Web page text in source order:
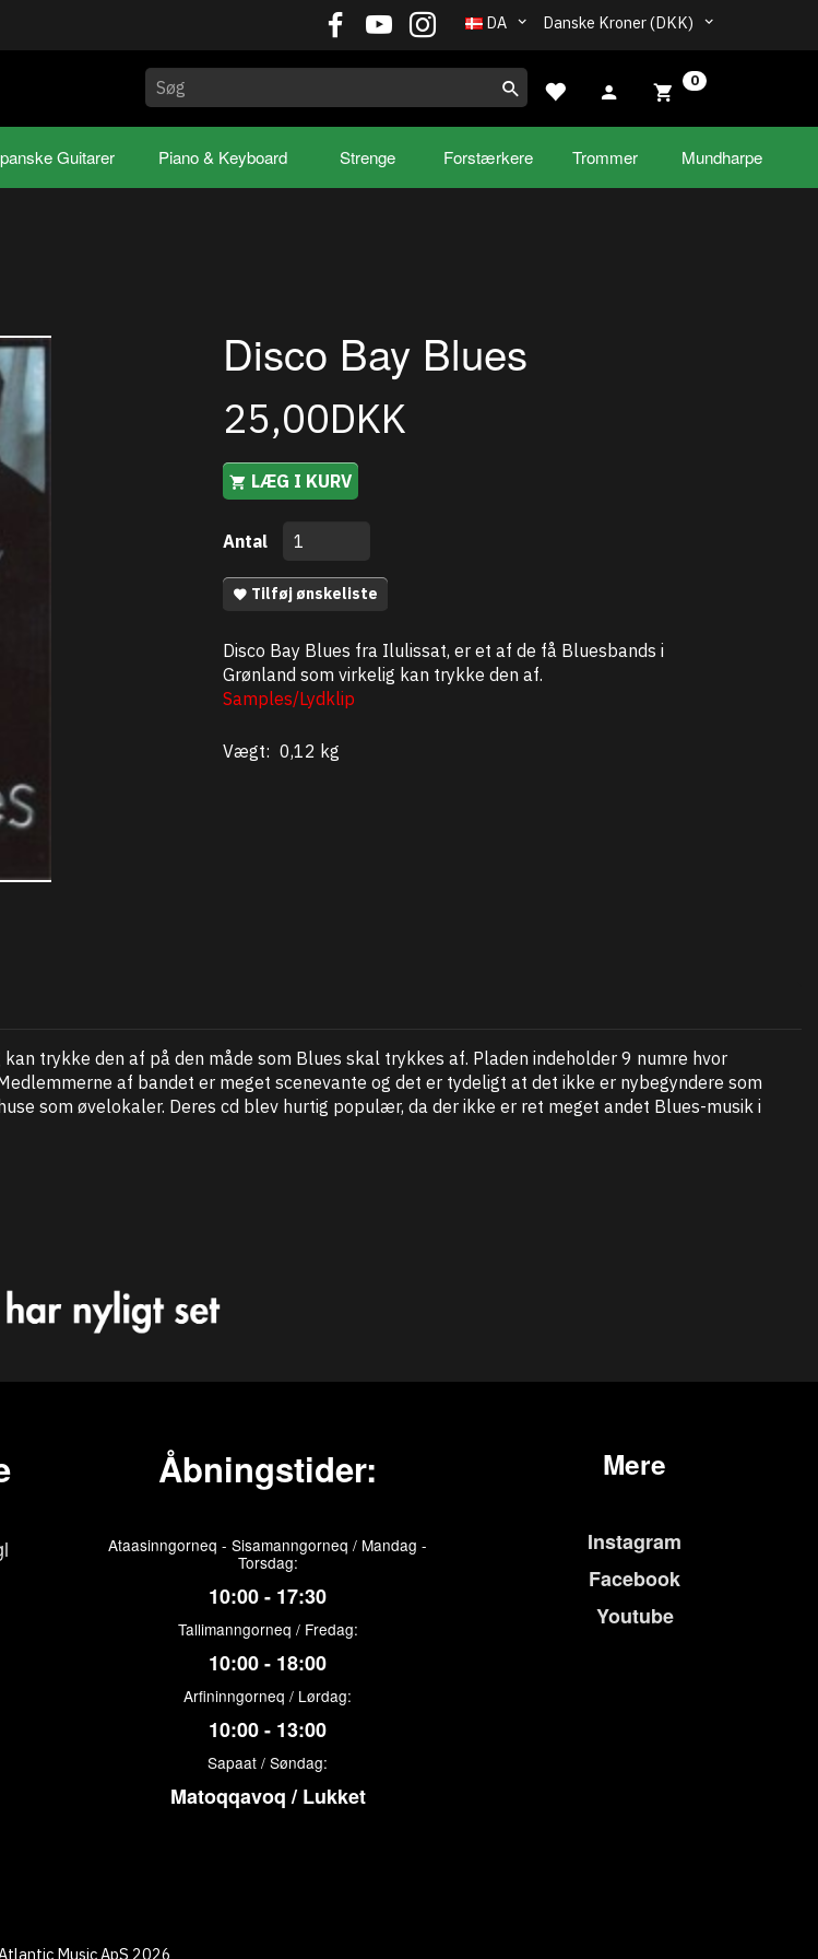
Danske Kroner (DKK)
DA
0
Guitarer Piano & Keyboard Strenge Forstærkere Trommer Mundharpe
Disco Bay Blues
25,00DKK
LÆG I KURV
Antal
Tilføj ønskeliste
Disco Bay Blues fra Ilulissat, er et af de få Bluesbands i
Grønland som virkelig kan trykke den af.
Samples/Lydklip
Vægt: 0,12 kg
trykke den af på den måde som Blues skal trykkes af. Pladen indeholder 9 numre hvor
af bandet er meget scenevante og det er tydeligt at det ikke er nybegyndere som
som øvelokaler. Deres cd blev hurtig populær, da der ikke er ret meget andet Blues-musik i
Åbningstider:
Ataasinngorneq - Sisamanngorneq / Mandag -
Torsdag:
10:00 - 17:30
Tallimanngorneq / Fredag:
10:00 - 18:00
Arfininngorneq / Lørdag:
10:00 - 13:00
Sapaat / Søndag:
Matoqqavoq / Lukket
Mere
Instagram
Facebook
Youtube
Music ApS 2026